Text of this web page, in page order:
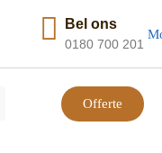
Bel ons
0180 700 201
Offerte